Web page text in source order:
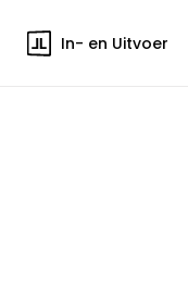
In- en Uitvoer